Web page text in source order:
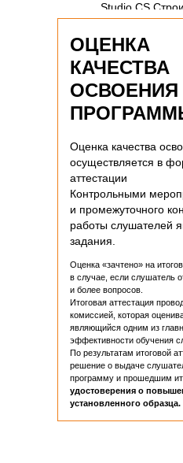
Studio CS
Оценка качества
осуществляется в
аттестации
Контрольными
и промежуточного
работы слушателей
задания.
Оценка «зачтено» на
в случае, если слушатель
и более вопросов.
Итоговая аттестация
комиссией, которая
являющийся одним из
эффективности обучения
По результатам итоговой
решение о выдаче
программу и прошедшим
удостоверения о
установленного образца.
ОЦЕНКА
КАЧЕСТВА
ОСВОЕНИЯ